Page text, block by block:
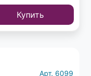
Купить
Арт. 6099